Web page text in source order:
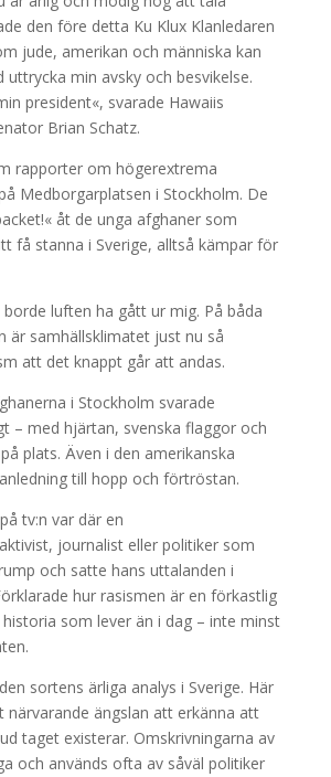
den före detta Ku Klux Klanledaren
jude, amerikan och människa kan
uttrycka min avsky och besvikelse.
president«, svarade Hawaiis
Brian Schatz.
rapporter om högerextrema
Medborgarplatsen i Stockholm. De
åt de unga afghaner som
få stanna i Sverige, alltså kämpar för
luften ha gått ur mig. På båda
är samhällsklimatet just nu så
att det knappt går att andas.
i Stockholm svarade
– med hjärtan, svenska flaggor och
plats. Även i den amerikanska
till hopp och förtröstan.
tv:n var där en
journalist eller politiker som
och satte hans uttalanden i
hur rasismen är en förkastlig
historia som lever än i dag – inte minst
sortens ärliga analys i Sverige. Här
närvarande ängslan att erkänna att
taget existerar. Omskrivningarna av
och används ofta av såväl politiker